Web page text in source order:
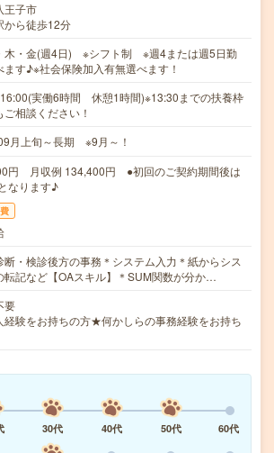
王子市
から徒歩12分
木・金(週4日) ※シフト制 ※週4または週5日勤
ます♪※社会保険加入有無選べます！
実働6時間 休憩1時間)※13:30までの扶養枠
ご相談ください！
月上旬～長期 ※9月～！
円 月収例 134,400円 ●初回のご契約期間後は
なります♪
断・検診後方の事務＊システム入力＊紙からシス
転記など【OAスキル】＊SUM関数が分か…
要
験をお持ちの方★何かしらの事務経験をお持ち
30代 40代 50代
60代